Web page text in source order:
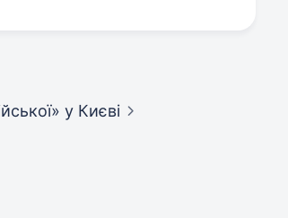
у Києві